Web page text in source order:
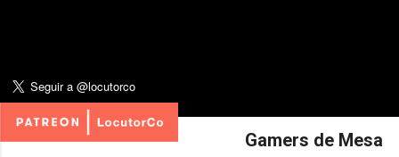
Gamers de Mesa